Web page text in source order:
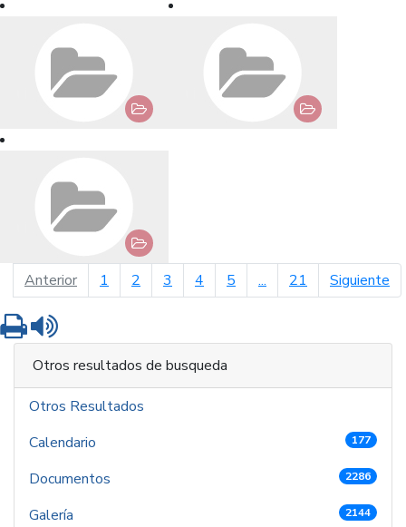
Anteriorpágina anterior
1 2 3 4 5 ... 21 Siguiente
Imprimir
Otros resultados de busqueda
Otros Resultados
Calendario
177
Documentos 2286
Galería 2144